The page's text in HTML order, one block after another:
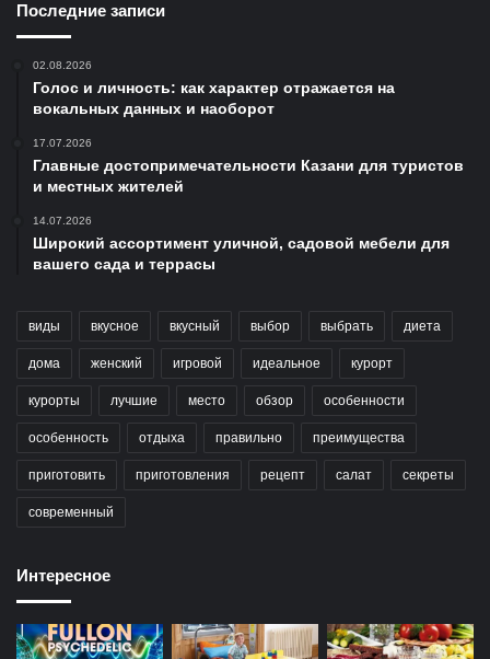
Последние записи
02.08.2026
Голос и личность: как характер отражается на
вокальных данных и наоборот
17.07.2026
Главные достопримечательности Казани для туристов
и местных жителей
14.07.2026
Широкий ассортимент уличной, садовой мебели для
вашего сада и террасы
виды вкусное вкусный выбор выбрать диета
дома женский игровой идеальное курорт
курорты лучшие место обзор особенности
особенность отдыха правильно преимущества
приготовить приготовления рецепт салат секреты
современный
Интересное